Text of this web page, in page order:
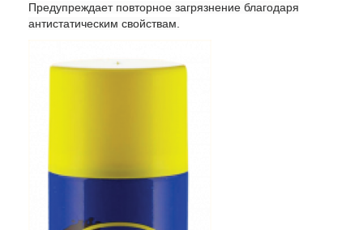
Предупреждает повторное загрязнение благодаря
антистатическим свойствам.